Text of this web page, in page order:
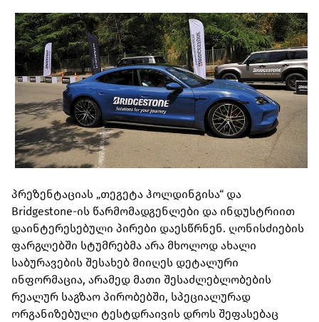
პრეზენტაციას „თეგეტა ჰოლდინგისა“ და
Bridgestone-ის წარმომადგენლები და ინდუსტრიით
დაინტერესებული პირები დაესწრნენ. ღონისძიების
ფარგლებში სტუმრებმა არა მხოლოდ ახალი
საბურავების შესახებ მიიღეს დეტალური
ინფორმაცია, არამედ მათი შესაძლებლობების
რეალურ საგზაო პირობებში, სპეციალურად
ორგანიზებული ტესტდრაივის დროს შეფასებაც